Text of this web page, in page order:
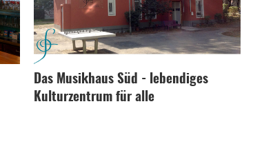
Das Musikhaus Süd - lebendiges
Kulturzentrum für alle